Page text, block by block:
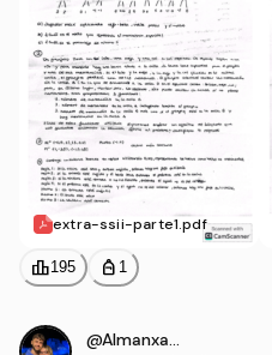
extra-ssii-parte1.pdf
leaderboard195 personal_bag 1
@Almanxa_1106